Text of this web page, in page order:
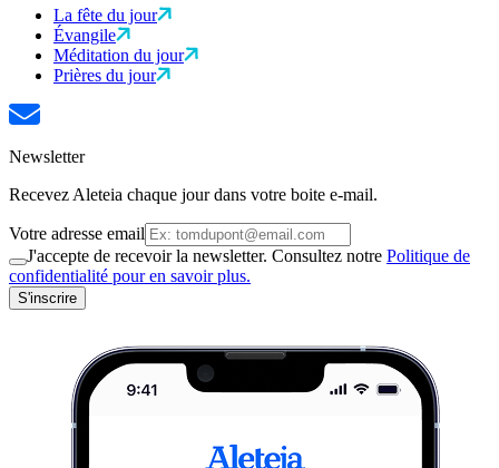
La fête du jour
Évangile
Méditation du jour
Prières du jour
Newsletter
Recevez Aleteia chaque jour dans votre boite e-mail.
Votre adresse email
J'accepte de recevoir la newsletter. Consultez notre Politique de
confidentialité pour en savoir plus.
S'inscrire